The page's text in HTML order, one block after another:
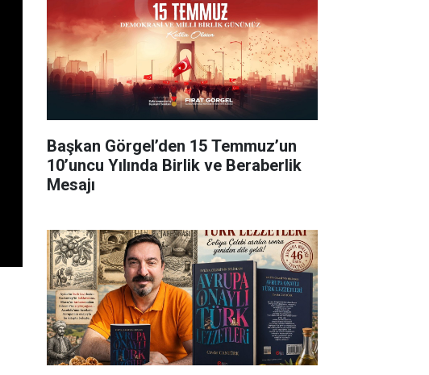
Başkan Görgel’den 15 Temmuz’un
10’uncu Yılında Birlik ve Beraberlik
Mesajı